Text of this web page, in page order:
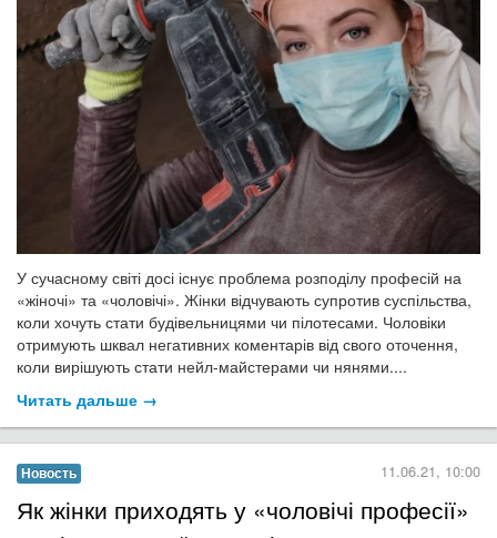
У сучасному світі досі існує проблема розподілу професій на
«жіночі» та «чоловічі». Жінки відчувають супротив суспільства,
коли хочуть стати будівельницями чи пілотесами. Чоловіки
отримують шквал негативних коментарів від свого оточення,
коли вирішують стати нейл-майстерами чи нянями....
Читать дальше →
Новость 11.06.21, 10:00
Як жінки приходять у «чоловічі професії»